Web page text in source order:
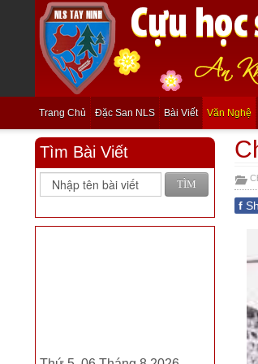
Trang Chủ Đặc San NLS Bài Viết Văn Nghệ
Tìm Bài Viết
TÌM
f